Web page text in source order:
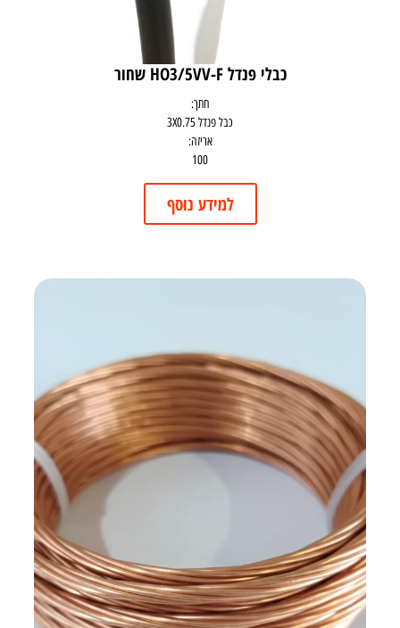
כבלי פנדל HO3/5VV-F שחור
חתך:
כבל פנדל 3X0.75
אריזה:
100
למידע נוסף